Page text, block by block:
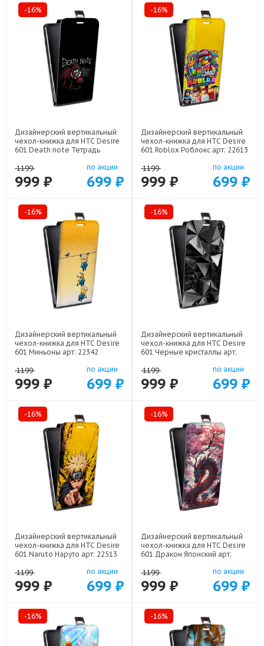
-16%
Дизайнерский вертикальный
чехол-книжка для HTC Desire
601 Death note Тетрадь
1199
999 ₽
по акции
699 ₽
-16%
Дизайнерский вертикальный
чехол-книжка для HTC Desire
601 Roblox Роблокс арт: 22613
1199
999 ₽
по акции
699 ₽
-16%
Дизайнерский вертикальный
чехол-книжка для HTC Desire
601 Миньоны арт: 22342
1199
999 ₽
по акции
699 ₽
-16%
Дизайнерский вертикальный
чехол-книжка для HTC Desire
601 Черные кристаллы арт:
1199
999 ₽
по акции
699 ₽
-16%
Дизайнерский вертикальный
чехол-книжка для HTC Desire
601 Naruto Наруто арт: 22513
1199
999 ₽
по акции
699 ₽
-16%
Дизайнерский вертикальный
чехол-книжка для HTC Desire
601 Дракон Японский арт:
1199
999 ₽
по акции
699 ₽
-16% -16%